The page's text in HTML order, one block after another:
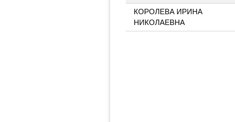
КОРОЛЕВА ИРИНА
НИКОЛАЕВНА